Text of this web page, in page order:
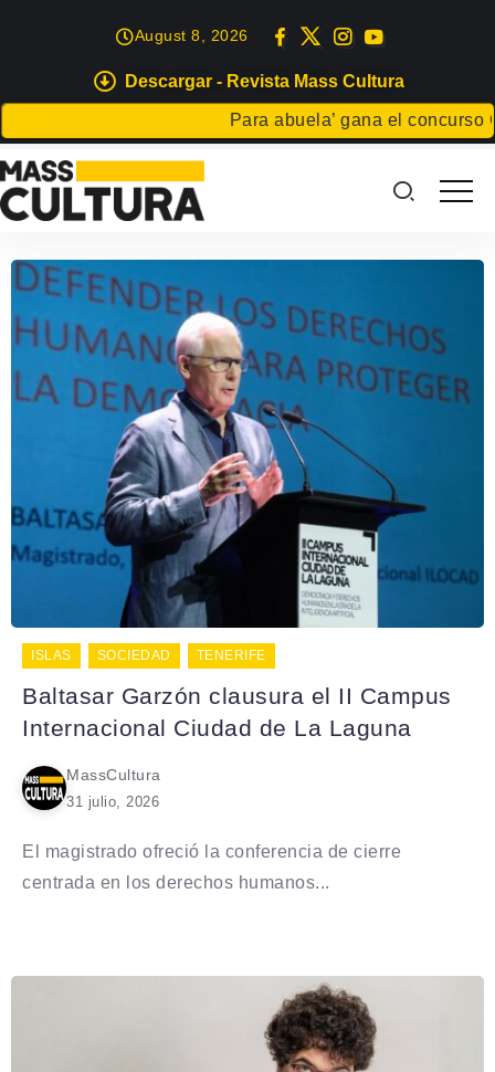
Descargar - Revista Mass Cultura
Para abuela’ gana el concurso Carta
August 8, 2026
ISLAS SOCIEDAD TENERIFE
Baltasar Garzón clausura el II Campus
Internacional Ciudad de La Laguna
MassCultura
31 julio, 2026
El magistrado ofreció la conferencia de cierre
centrada en los derechos humanos...